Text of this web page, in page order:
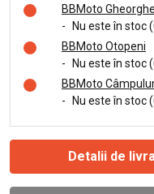
BBMoto
-
Nu este în stoc
BBMoto Otopeni
-
Nu este în stoc
BBMoto
-
Nu este în stoc
Detalii de